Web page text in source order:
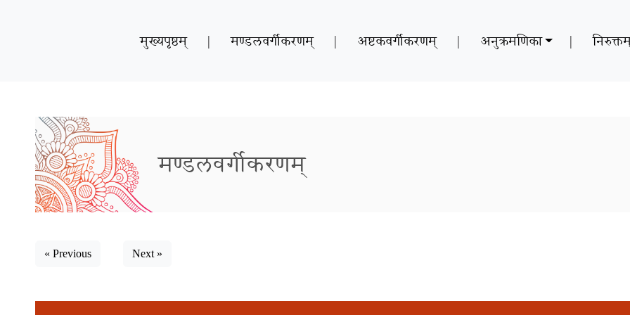
मुख्यपृष्ठम् | मण्डलवर्गीकरणम् | अष्टकवर्गीकरणम् | अनुक्रमणिका |
मण्डलवर्गीकरणम्
« Previous Next »